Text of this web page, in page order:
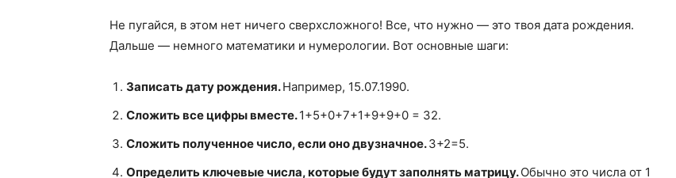
Не пугайся, в этом нет ничего сверхсложного! Все, что нужно — это твоя дата рождения.
Дальше — немного математики и нумерологии. Вот основные шаги:
Записать дату рождения.Например, 15.07.1990.
Сложить все цифры вместе.1+5+0+7+1+9+9+0 = 32.
Сложить полученное число, если оно двузначное.3+2=5.
Определить ключевые числа, которые будут заполнять матрицу.Обычно это числа от 1